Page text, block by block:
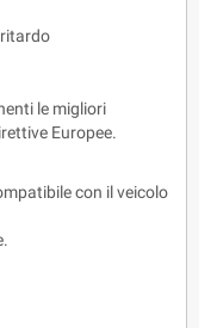
le migliori
Europee.
con il veicolo